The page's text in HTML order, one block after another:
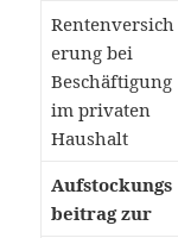
Rentenversich
erung bei
Beschäftigung
im privaten
Haushalt
Aufstockungs
beitrag zur